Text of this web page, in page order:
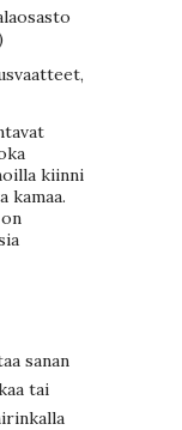
kiinni
kamaa.
sanan
tai